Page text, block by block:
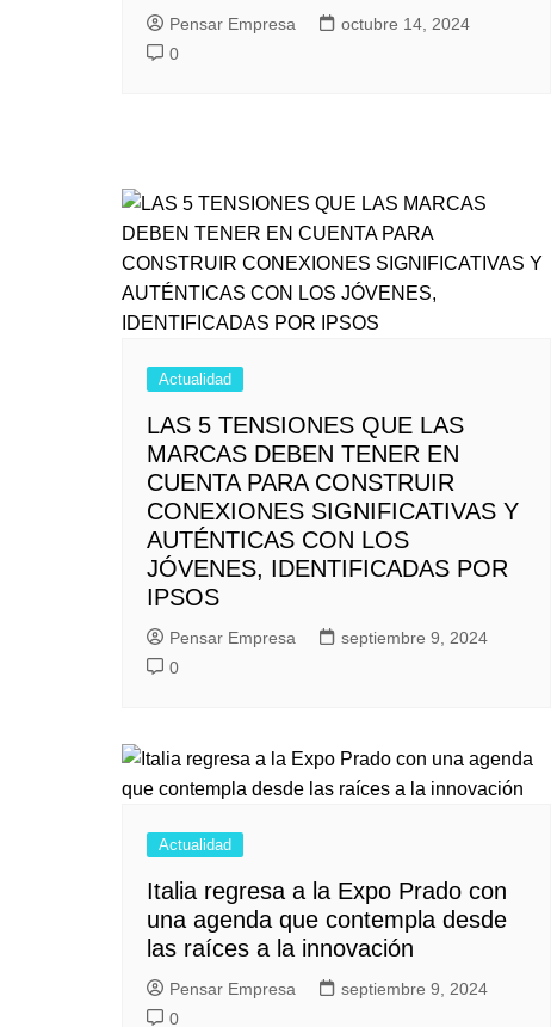
Pensar Empresa
octubre 14, 2024
0
Actualidad
LAS 5 TENSIONES QUE LAS
MARCAS DEBEN TENER EN
CUENTA PARA CONSTRUIR
CONEXIONES SIGNIFICATIVAS Y
AUTÉNTICAS CON LOS
JÓVENES, IDENTIFICADAS POR
IPSOS
Pensar Empresa
septiembre 9, 2024
0
Actualidad
Italia regresa a la Expo Prado con
una agenda que contempla desde
las raíces a la innovación
Pensar Empresa
septiembre 9, 2024
0